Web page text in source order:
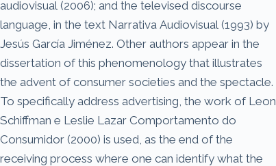
audiovisual (2006); and the televised discourse
language, in the text Narrativa Audiovisual (1993) by
Jesús García Jiménez. Other authors appear in the
dissertation of this phenomenology that illustrates
the advent of consumer societies and the spectacle.
To specifically address advertising, the work of Leon
Schiffman e Leslie Lazar Comportamento do
Consumidor (2000) is used, as the end of the
receiving process where one can identify what the